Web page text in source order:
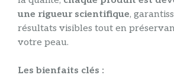
une rigueur scientifique,
résultats visibles tout en
votre peau.
Les bienfaits clés :